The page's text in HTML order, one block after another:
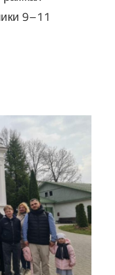
9–11